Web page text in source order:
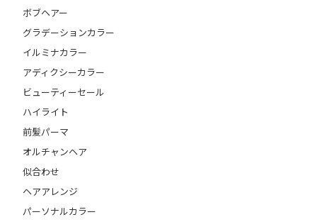
ボブヘアー
グラデーションカラー
イルミナカラー
アディクシーカラー
ビューティーセール
ハイライト
前髪パーマ
オルチャンヘア
似合わせ
ヘアアレンジ
パーソナルカラー